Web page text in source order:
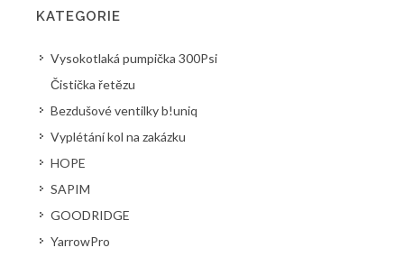
KATEGORIE
Vysokotlaká pumpička 300Psi
Čistička řetězu
Bezdušové ventilky b!uniq
Vyplétání kol na zakázku
HOPE
SAPIM
GOODRIDGE
YarrowPro